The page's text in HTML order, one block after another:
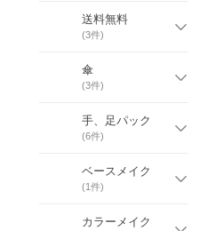
送料無料
(3件)
傘
(3件)
手、足パック
(6件)
ベースメイク
(1件)
カラーメイク